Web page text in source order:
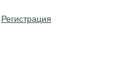
Регистрация